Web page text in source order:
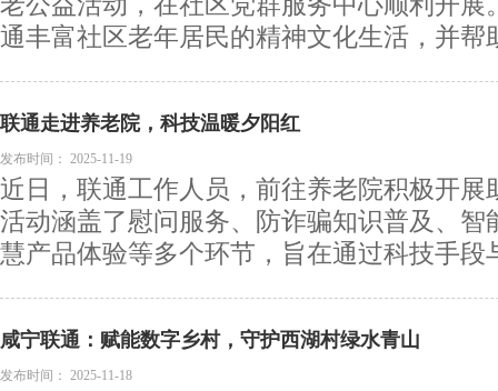
通丰富社区老年居民的精神文化生活，并帮
联通走进养老院，科技温暖夕阳红
发布时间： 2025-11-19
近日，联通工作人员，前往养老院积极开展
活动涵盖了慰问服务、防诈骗知识普及、智
慧产品体验等多个环节，旨在通过科技手段
咸宁联通：赋能数字乡村，守护西湖村绿水青山
发布时间： 2025-11-18